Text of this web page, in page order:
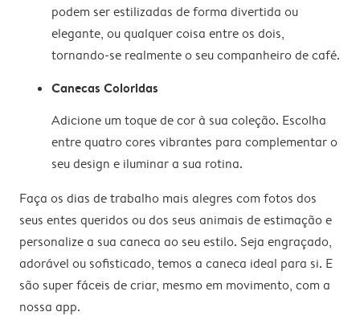
podem ser estilizadas de forma divertida ou
elegante, ou qualquer coisa entre os dois,
tornando-se realmente o seu companheiro de café.
Canecas Coloridas
Adicione um toque de cor à sua coleção. Escolha
entre quatro cores vibrantes para complementar o
seu design e iluminar a sua rotina.
Faça os dias de trabalho mais alegres com fotos dos
seus entes queridos ou dos seus animais de estimação e
personalize a sua caneca ao seu estilo. Seja engraçado,
adorável ou sofisticado, temos a caneca ideal para si. E
são super fáceis de criar, mesmo em movimento, com a
nossa app.